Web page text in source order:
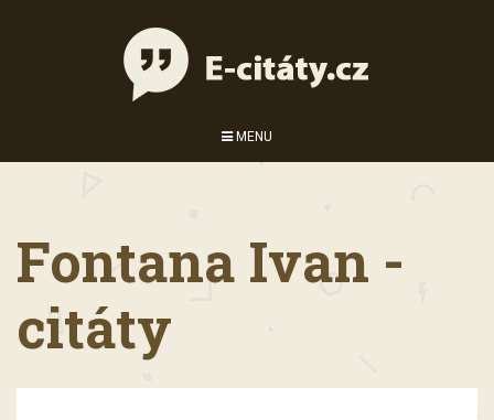
MENU
Fontana Ivan -
citáty